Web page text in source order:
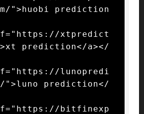
">huobi prediction
xtpredict
prediction</a></
lunopredi
">luno prediction</
bitfinexp